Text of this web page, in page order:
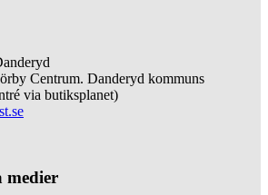
Centrum. Danderyd kommuns
via butiksplanet)
medier